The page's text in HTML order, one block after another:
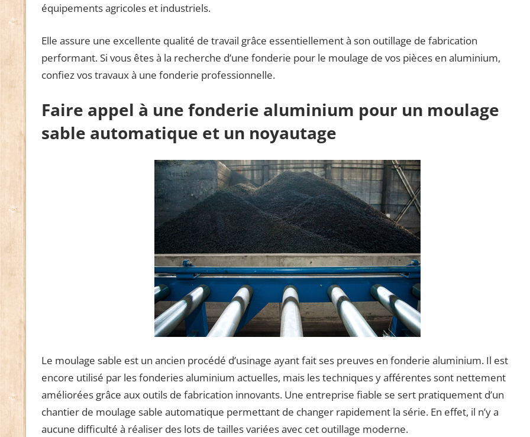
équipements agricoles et industriels.
Elle assure une excellente qualité de travail grâce essentiellement à son outillage de fabrication
performant. Si vous êtes à la recherche d’une fonderie pour le moulage de vos pièces en aluminium,
confiez vos travaux à une fonderie professionnelle.
Faire appel à une fonderie aluminium pour un moulage
sable automatique et un noyautage
Le moulage sable est un ancien procédé d’usinage ayant fait ses preuves en fonderie aluminium. Il est
encore utilisé par les fonderies aluminium actuelles, mais les techniques y afférentes sont nettement
améliorées grâce aux outils de fabrication innovants. Une entreprise fiable se sert pratiquement d’un
chantier de moulage sable automatique permettant de changer rapidement la série. En effet, il n’y a
aucune difficulté à réaliser des lots de tailles variées avec cet outillage moderne.